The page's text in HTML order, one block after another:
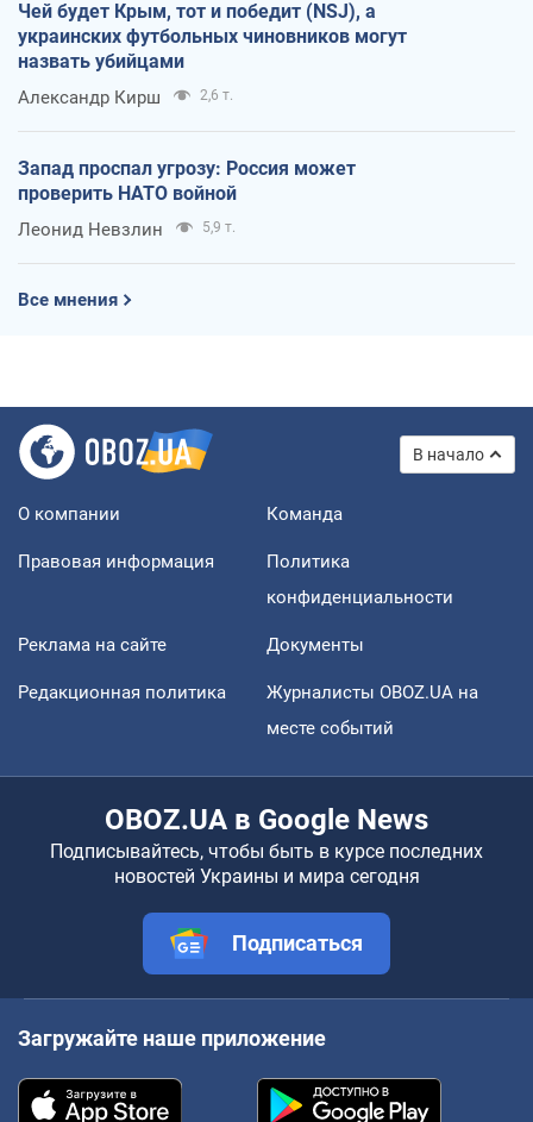
Чей будет Крым, тот и победит (NSJ), а
украинских футбольных чиновников могут
назвать убийцами
Александр Кирш 2,6 т.
Запад проспал угрозу: Россия может
проверить НАТО войной
Леонид Невзлин 5,9 т.
Все мнения
В начало
О компании Команда
Правовая информация
Политика
конфиденциальности
Реклама на сайте Документы
Редакционная политика
Журналисты OBOZ.UA на
месте событий
OBOZ.UA в Google News
Подписывайтесь, чтобы быть в курсе последних
новостей Украины и мира сегодня
Подписаться
Загружайте наше приложение